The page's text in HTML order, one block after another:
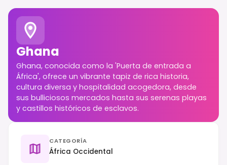
Ghana
Ghana, conocida como la 'Puerta de entrada a
África', ofrece un vibrante tapiz de rica historia,
cultura diversa y hospitalidad acogedora, desde
sus bulliciosos mercados hasta sus serenas playas
y castillos históricos de esclavos.
CATEGORÍA
África Occidental